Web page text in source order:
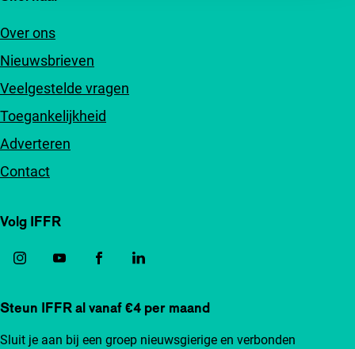
Over ons
Nieuwsbrieven
Veelgestelde vragen
Toegankelijkheid
Adverteren
Contact
Volg IFFR
Steun IFFR al vanaf €4 per maand
Sluit je aan bij een groep nieuwsgierige en verbonden